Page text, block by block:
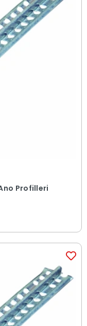
Profilleri